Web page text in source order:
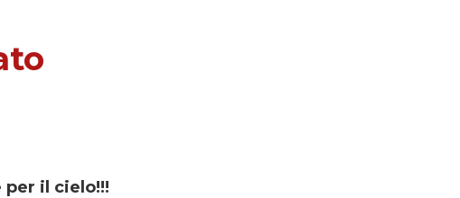
per il cielo!!!